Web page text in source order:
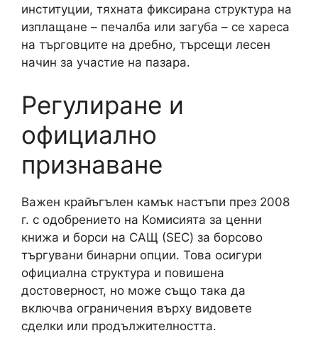
институции, тяхната фиксирана структура на
изплащане – печалба или загуба – се хареса
на търговците на дребно, търсещи лесен
начин за участие на пазара.
Регулиране и
официално
признаване
Важен крайъгълен камък настъпи през 2008
г. с одобрението на Комисията за ценни
книжа и борси на САЩ (SEC) за борсово
търгувани бинарни опции. Това осигури
официална структура и повишена
достоверност, но може също така да
включва ограничения върху видовете
сделки или продължителността.